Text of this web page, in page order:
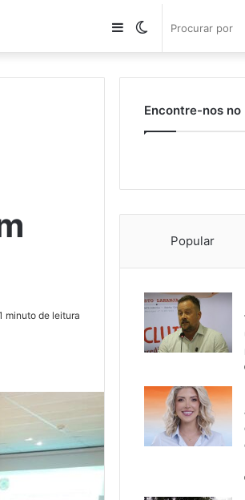
Switch
skin
Barra
Lateral
minuto de leitura
Encontre-nos no
Popular